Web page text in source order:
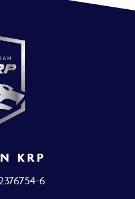
KRP
6